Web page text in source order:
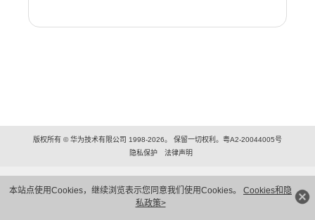
本站点使用Cookies，继续浏览表示您同意我们使用Cookies。 Cookies和隐
私政策>
版权所有 © 华为技术有限公司 1998-2026。 保留一切权利。粤A2-20044005号
隐私保护
法律声明